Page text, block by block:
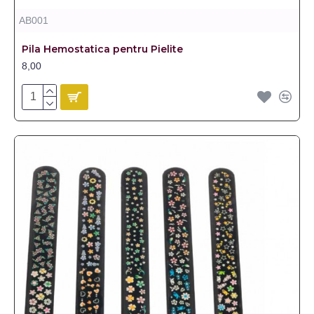
AB001
Pila Hemostatica pentru Pielite
8,00